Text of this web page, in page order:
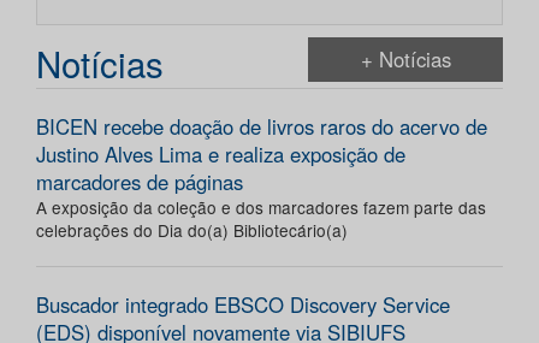
Notícias + Notícias
BICEN recebe doação de livros raros do acervo de
Justino Alves Lima e realiza exposição de
marcadores de páginas
A exposição da coleção e dos marcadores fazem parte das
celebrações do Dia do(a) Bibliotecário(a)
Buscador integrado EBSCO Discovery Service
(EDS) disponível novamente via SIBIUFS